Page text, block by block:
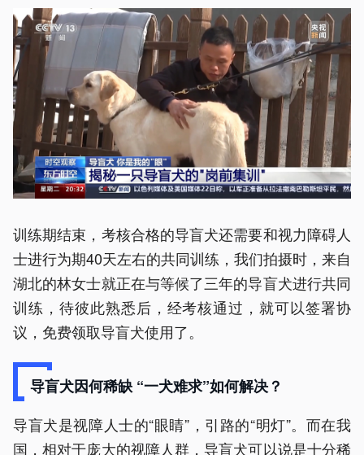
训练期结束，考核合格的导盲犬还需要和视力障碍人
士进行为期40天左右的共同训练，我们拍摄时，来自
湖北的林女士就正在与等候了三年的导盲犬进行共同
训练，待彼此熟悉后，经考核通过，就可以签署协
议，免费领取导盲犬使用了。
导盲犬因何稀缺 “一犬难求”如何解决？
导盲犬是视障人士的“眼睛”，引路的“明灯”。而在我
国，相对于庞大的视障人群，导盲犬可以说是十分稀